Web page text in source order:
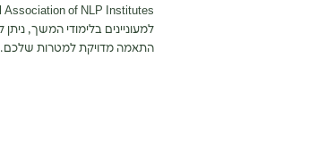
התאמה מדויקת למטרות שלכם.